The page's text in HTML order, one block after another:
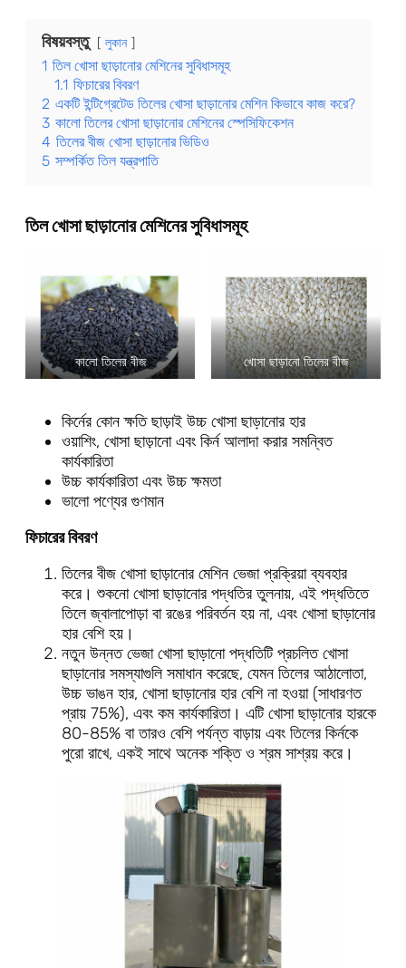
বিষয়বস্তু লুকান
1 তিল খোসা ছাড়ানোর মেশিনের সুবিধাসমূহ
1.1 ফিচারের বিবরণ
2 একটি ইন্টিগ্রেটেড তিলের খোসা ছাড়ানোর মেশিন কিভাবে কাজ করে?
3 কালো তিলের খোসা ছাড়ানোর মেশিনের স্পেসিফিকেশন
4 তিলের বীজ খোসা ছাড়ানোর ভিডিও
5 সম্পর্কিত তিল যন্ত্রপাতি
তিল খোসা ছাড়ানোর মেশিনের সুবিধাসমূহ
কালো তিলের বীজ খোসা ছাড়ানো তিলের বীজ
কির্নের কোন ক্ষতি ছাড়াই উচ্চ খোসা ছাড়ানোর হার
ওয়াশিং, খোসা ছাড়ানো এবং কির্ন আলাদা করার সমন্বিত
কার্যকারিতা
উচ্চ কার্যকারিতা এবং উচ্চ ক্ষমতা
ভালো পণ্যের গুণমান
ফিচারের বিবরণ
তিলের বীজ খোসা ছাড়ানোর মেশিন ভেজা প্রক্রিয়া ব্যবহার
করে। শুকনো খোসা ছাড়ানোর পদ্ধতির তুলনায়, এই পদ্ধতিতে
তিলে জ্বালাপোড়া বা রঙের পরিবর্তন হয় না, এবং খোসা ছাড়ানোর
হার বেশি হয়।
নতুন উন্নত ভেজা খোসা ছাড়ানো পদ্ধতিটি প্রচলিত খোসা
ছাড়ানোর সমস্যাগুলি সমাধান করেছে, যেমন তিলের আঠালোতা,
উচ্চ ভাঙন হার, খোসা ছাড়ানোর হার বেশি না হওয়া (সাধারণত
প্রায় 75%), এবং কম কার্যকারিতা। এটি খোসা ছাড়ানোর হারকে
80-85% বা তারও বেশি পর্যন্ত বাড়ায় এবং তিলের কির্নকে
পুরো রাখে, একই সাথে অনেক শক্তি ও শ্রম সাশ্রয় করে।